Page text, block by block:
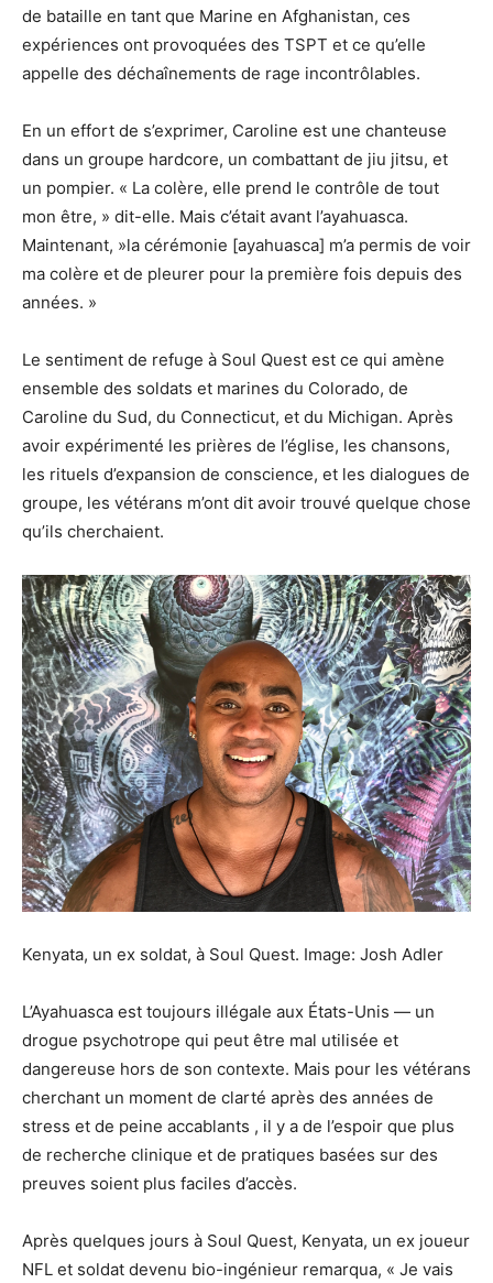
de bataille en tant que Marine en Afghanistan, ces
expériences ont provoquées des TSPT et ce qu’elle
appelle des déchaînements de rage incontrôlables.
En un effort de s’exprimer, Caroline est une chanteuse
dans un groupe hardcore, un combattant de jiu jitsu, et
un pompier. « La colère, elle prend le contrôle de tout
mon être, » dit-elle. Mais c’était avant l’ayahuasca.
Maintenant, »la cérémonie [ayahuasca] m’a permis de voir
ma colère et de pleurer pour la première fois depuis des
années. »
Le sentiment de refuge à Soul Quest est ce qui amène
ensemble des soldats et marines du Colorado, de
Caroline du Sud, du Connecticut, et du Michigan. Après
avoir expérimenté les prières de l’église, les chansons,
les rituels d’expansion de conscience, et les dialogues de
groupe, les vétérans m’ont dit avoir trouvé quelque chose
qu’ils cherchaient.
Kenyata, un ex soldat, à Soul Quest. Image: Josh Adler
L’Ayahuasca est toujours illégale aux États-Unis — un
drogue psychotrope qui peut être mal utilisée et
dangereuse hors de son contexte. Mais pour les vétérans
cherchant un moment de clarté après des années de
stress et de peine accablants , il y a de l’espoir que plus
de recherche clinique et de pratiques basées sur des
preuves soient plus faciles d’accès.
Après quelques jours à Soul Quest, Kenyata, un ex joueur
NFL et soldat devenu bio-ingénieur remarqua, « Je vais